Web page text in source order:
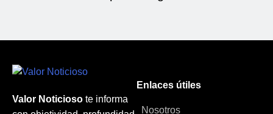
Valor Noticioso te informa
Enlaces útiles
Nosotros